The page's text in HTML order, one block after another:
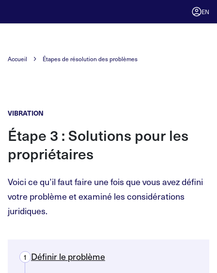
EN
Accueil Étapes de résolution des problèmes
VIBRATION
Étape 3 : Solutions pour les
propriétaires
Voici ce qu’il faut faire une fois que vous avez défini
votre problème et examiné les considérations
juridiques.
1 Définir le problème